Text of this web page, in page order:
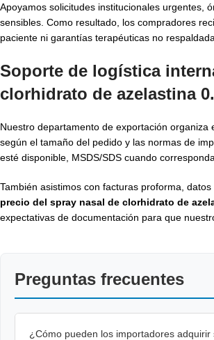
Apoyamos solicitudes institucionales urgentes,
sensibles. Como resultado, los compradores
paciente ni garantías terapéuticas no
Soporte de logística
clorhidrato de azelastina
Nuestro departamento de exportación organiza
según el tamaño del pedido y las normas de
esté disponible, MSDS/SDS cuando
También asistimos con facturas proforma,
precio del spray nasal de clorhidrato de
expectativas de documentación para que
Preguntas frecuentes
¿Cómo pueden los importadores